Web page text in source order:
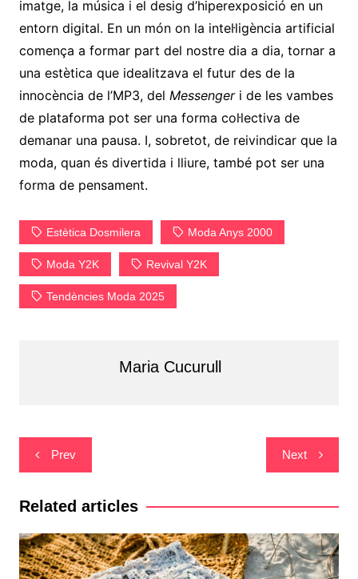
imatge, la música i el desig d’hiperexposició en un
entorn digital. En un món on la intel·ligència artificial
comença a formar part del nostre dia a dia, tornar a
una estètica que idealitzava el futur des de la
innocència de l’MP3, del Messengeri de les vambes
de plataforma pot ser una forma col·lectiva de
demanar una pausa. I, sobretot, de reivindicar que la
moda, quan és divertida i lliure, també pot ser una
forma de pensament.
Estètica Dosmilera Moda Anys 2000
Moda Y2K Revival Y2K
Tendències Moda 2025
Maria Cucurull
Navegació
d'entrades
Prev Next
Related articles